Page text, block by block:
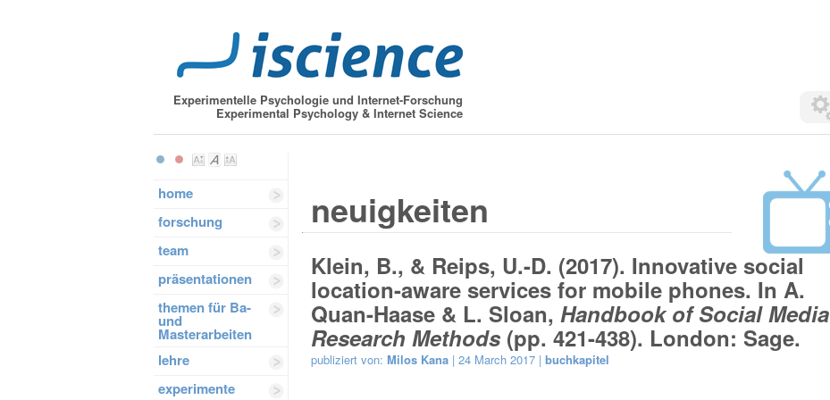
Experimentelle Psychologie und Internet-Forschung
Experimental Psychology & Internet Science
home
forschung
team
präsentationen
themen für Ba-
und
Masterarbeiten
lehre
experimente
neuigkeiten
Klein, B., & Reips, U.-D. (2017). Innovative social
location-aware services for mobile phones. In A.
Quan-Haase & L. Sloan, Handbook of Social Media
Research Methods (pp. 421-438). London: Sage.
publiziert von: Milos Kana | 24 March 2017 | buchkapitel